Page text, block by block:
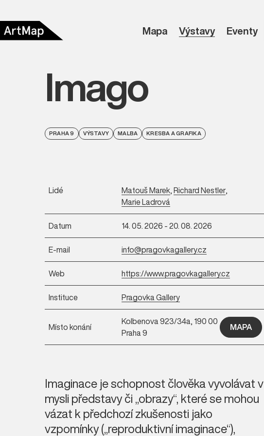
Mapa Výstavy Eventy
Imago
PRAHA 9 VÝSTAVY MALBA KRESBA A GRAFIKA
Lidé Matouš Marek,Richard Nestler,
Marie Ladrová
Datum 14. 05. 2026 - 20. 08. 2026
E-mail info@pragovkagallery.cz
Web https://www.pragovkagallery.cz
Instituce Pragovka Gallery
Místo konání
Kolbenova 923/34a, 190 00
Praha 9
MAPA
Imaginace je schopnost člověka vyvolávat v
mysli představy či „obrazy“, které se mohou
vázat k předchozí zkušenosti jako
vzpomínky („reproduktivní imaginace“),